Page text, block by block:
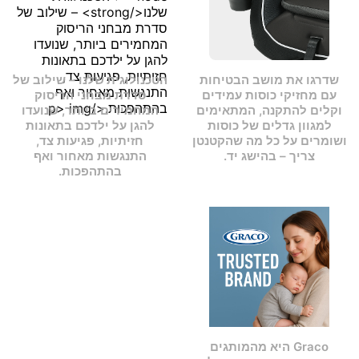
יבשתית.
שדרגו את מושב הבטיחות
עם מחזיקי כוסות עמידים
וקלים להתקנה, המתאימים
למגוון גדלים של כוסות
ושומרים על כל מה שהקטנטן
צריך – בהישג יד.
הטכנולוגית שלנו– שילוב של
סדרת מבחני הריסוק
המחמירים ביותר, שנועדו
להגן על ילדכם בתאונות
חזיתיות, פגיעות צד,
התנגשות מאחור ואף
בהתהפכות.
Graco היא מהמותגים